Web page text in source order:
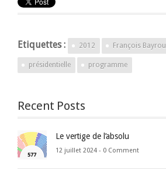
Etiquettes : 2012 François Bayrou
présidentielle programme
Recent Posts
Le vertige de l’absolu
12 juillet 2024 - 0 Comment